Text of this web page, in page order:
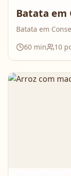
Batata em
Batata em
60 min 10